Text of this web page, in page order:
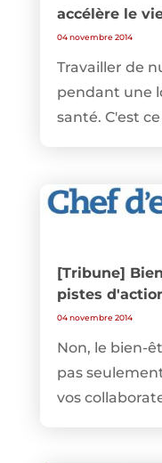
accélère le
04 novembre 2014
Travailler de
pendant une
santé. C'est
[Tribune]
pistes
04 novembre 2014
Non, le bien-
pas
vos